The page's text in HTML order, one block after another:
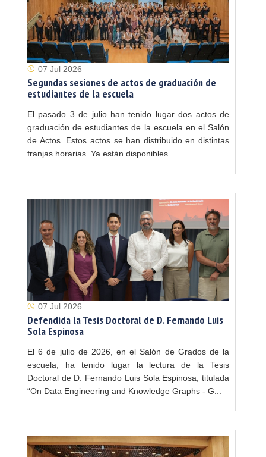
07 Jul 2026
Segundas sesiones de actos de graduación de
estudiantes de la escuela
El pasado 3 de julio han tenido lugar dos actos de
graduación de estudiantes de la escuela en el Salón
de Actos. Estos actos se han distribuido en distintas
franjas horarias. Ya están disponibles ...
07 Jul 2026
Defendida la Tesis Doctoral de D. Fernando Luis
Sola Espinosa
El 6 de julio de 2026, en el Salón de Grados de la
escuela, ha tenido lugar la lectura de la Tesis
Doctoral de D. Fernando Luis Sola Espinosa, titulada
“On Data Engineering and Knowledge Graphs - G...